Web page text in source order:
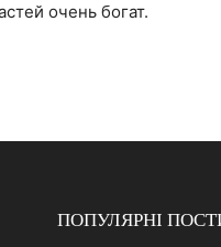
очень богат.
ПОПУЛЯРНІ